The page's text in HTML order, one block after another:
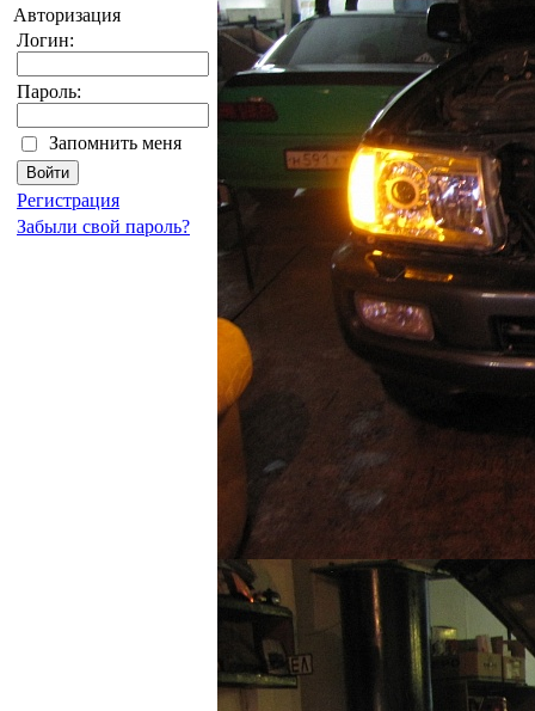
Авторизация
Логин:
Пароль:
Запомнить меня
Регистрация
Забыли свой пароль?